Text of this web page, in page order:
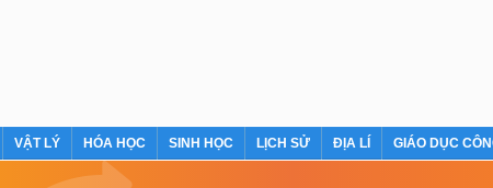
VẬT LÝ HÓA HỌC SINH HỌC LỊCH SỬ ĐỊA LÍ GIÁO DỤC